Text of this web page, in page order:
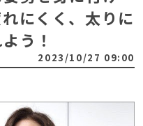
にくく、太りに
う！
2023/10/27 09:00